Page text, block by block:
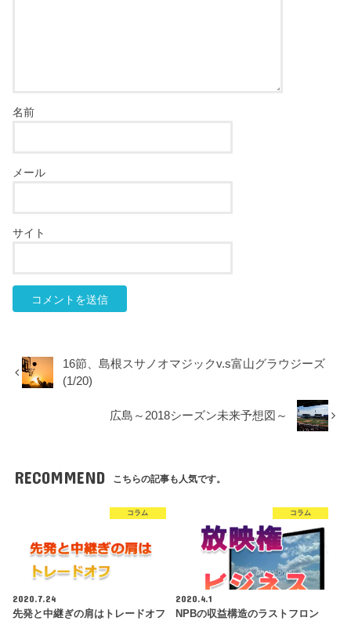
名前
メール
サイト
16節、島根スサノオマジックv.s富山グラウジーズ
(1/20)
広島～2018シーズン未来予想図～
RECOMMEND こちらの記事も人気です。
コラム
2020.7.24
先発と中継ぎの肩はトレードオフ
コラム
2020.4.1
NPBの収益構造のラストフロン